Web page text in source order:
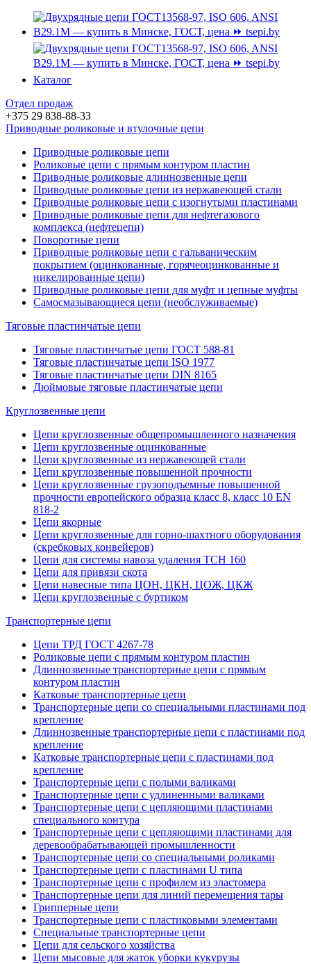
Каталог
Отдел продаж
+375 29 838-88-33
Приводные роликовые и втулочные цепи
Приводные роликовые цепи
Роликовые цепи c прямым контуром пластин
Приводные роликовые длиннозвенные цепи
Приводные роликовые цепи из нержавеющей стали
Приводные роликовые цепи с изогнутыми пластинами
Приводные роликовые цепи для нефтегазового
комплекса (нефтецепи)
Поворотные цепи
Приводные роликовые цепи с гальваническим
покрытием (оцинкованные, горячеоцинкованные и
никелированные цепи)
Приводные роликовые цепи для муфт и цепные муфты
Самосмазывающиеся цепи (необслуживаемые)
Тяговые пластинчатые цепи
Тяговые пластинчатые цепи ГОСТ 588-81
Тяговые пластинчатые цепи ISO 1977
Тяговые пластинчатые цепи DIN 8165
Дюймовые тяговые пластинчатые цепи
Круглозвенные цепи
Цепи круглозвенные общепромышленного назначения
Цепи круглозвенные оцинкованные
Цепи круглозвенные из нержавеющей стали
Цепи круглозвенные повышенной прочности
Цепи круглозвенные грузоподъемные повышенной
прочности европейского образца класс 8, класс 10 EN
818-2
Цепи якорные
Цепи круглозвенные для горно-шахтного оборудования
(скребковых конвейеров)
Цепи для системы навоза удаления ТСН 160
Цепи для привязи скота
Цепи навесные типа ЦОН, ЦКН, ЦОЖ, ЦКЖ
Цепи круглозвенные с буртиком
Транспортерные цепи
Цепи ТРД ГОСТ 4267-78
Роликовые цепи с прямым контуром пластин
Длиннозвенные транспортерные цепи с прямым
контуром пластин
Катковые транспортерные цепи
Транспортерные цепи со специальными пластинами под
крепление
Длиннозвенные транспортерные цепи с пластинами под
крепление
Катковые транспортерные цепи с пластинами под
крепление
Транспортерные цепи с полыми валиками
Транспортерные цепи с удлиненными валиками
Транспортерные цепи с цепляющими пластинами
специального контура
Транспортерные цепи с цепляющими пластинами для
деревообрабатывающей промышленности
Транспортерные цепи со специальными роликами
Транспортерные цепи с пластинами U типа
Транспортерные цепи с профилем из эластомера
Транспортерные цепи для линий перемещения тары
Грипперные цепи
Транспортерные цепи с пластиковыми элементами
Специальные транспортерные цепи
Цепи для сельского хозяйства
Цепи мысовые для жаток уборки кукурузы